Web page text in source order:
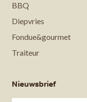
BBQ
Diepvries
Fondue&gourmet
Traiteur
Nieuwsbrief